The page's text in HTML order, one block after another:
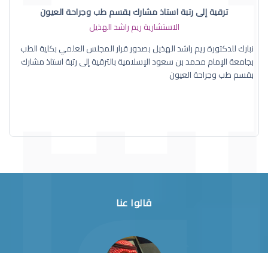
ترقية إلى رتبة استاذ مشارك بقسم طب وجراحة العيون
الاستشارية ريم راشد الهذيل
نبارك للدكتورة ريم راشد الهذيل بصدور قرار المجلس العلمي بكلية الطب
بجامعة الإمام محمد بن سعود الإسلامية بالترقية إلى رتبة استاذ مشارك
بقسم طب وجراحة العيون
قالوا عنا